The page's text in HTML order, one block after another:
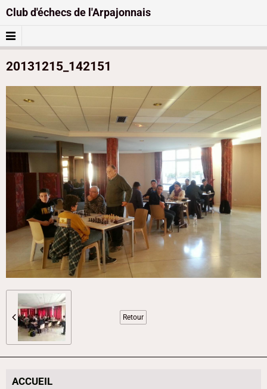
Club d'échecs de l'Arpajonnais
20131215_142151
Retour
ACCUEIL